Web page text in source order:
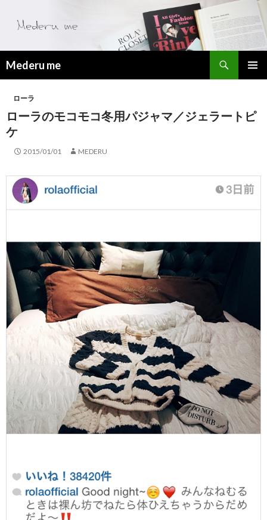
Mederu me
索
イ
ニ
ュ
ン
ツ
へ
ッ
プ
ローラ
ローラのモコモコ冬用パジャマ／ジェラートピ
ケ
2015/01/01 MEDERU